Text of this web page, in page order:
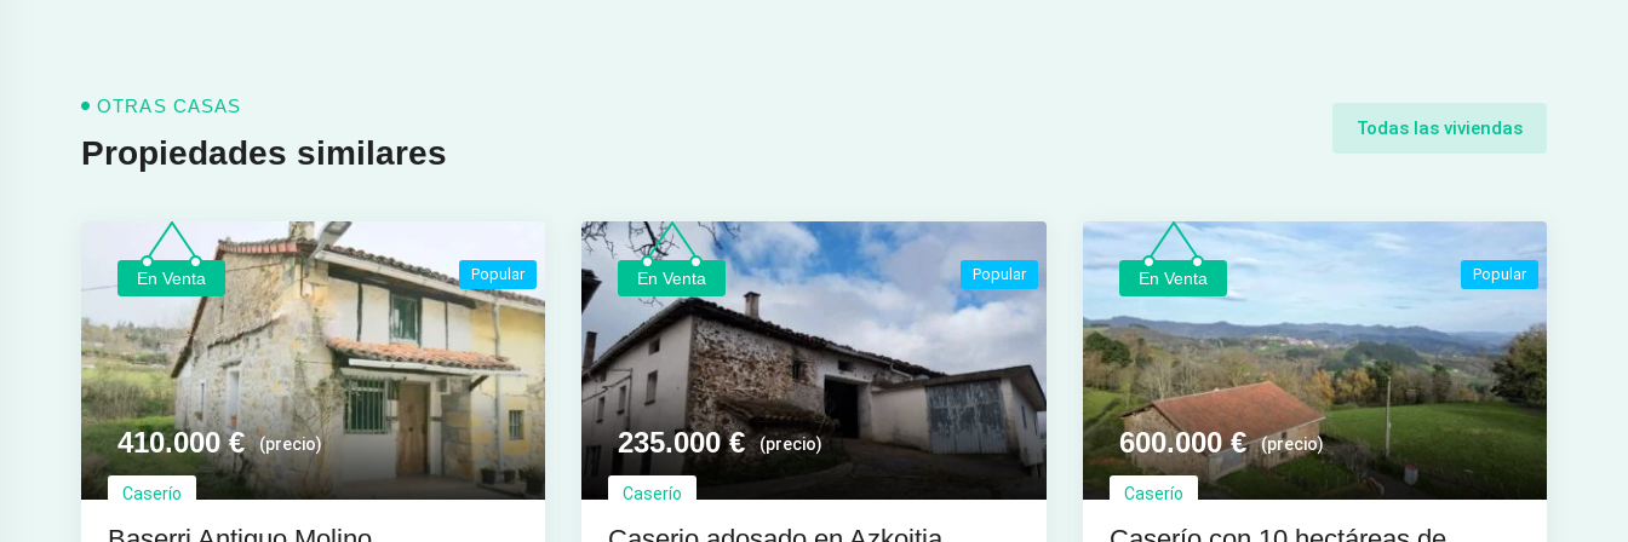
OTRAS CASAS
Propiedades similares
Todas las viviendas
En Venta
410.000€ (precio)
Caserío
Popular En Venta
235.000€ (precio)
Caserío
Popular En Venta
600.000€ (precio)
Caserío
Popular